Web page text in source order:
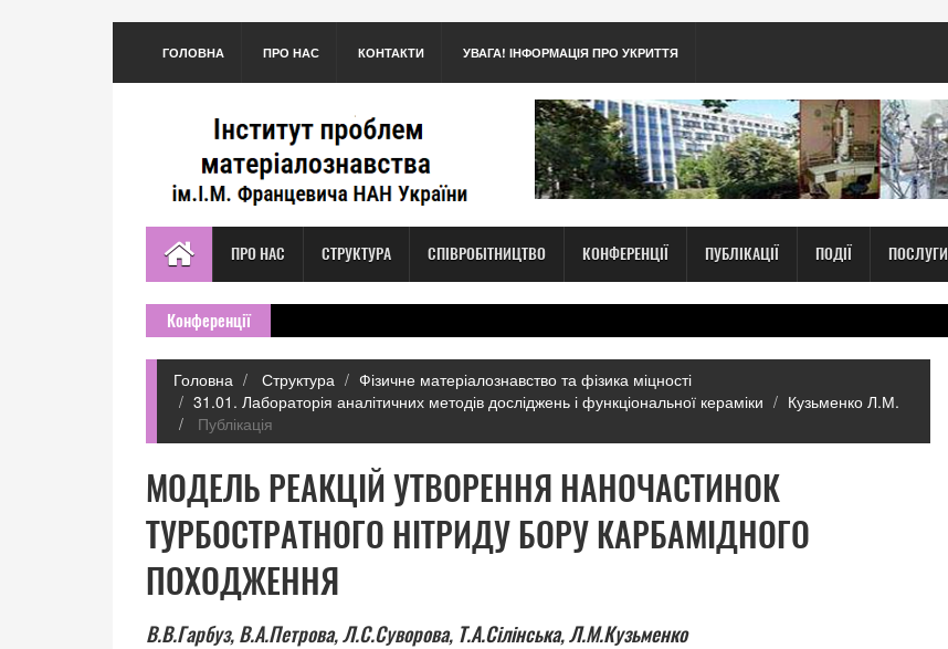
ГОЛОВНА ПРО НАС КОНТАКТИ УВАГА! ІНФОРМАЦІЯ ПРО УКРИТТЯ
ПРО НАС СТРУКТУРА СПІВРОБІТНИЦТВО КОНФЕРЕНЦІЇ ПУБЛІКАЦІЇ ПОДІЇ ПОСЛУГИ
Конференції
Головна Структура
Фізичне матеріалознавство та фізика міцності
31.01. Лабораторія аналітичних методів досліджень і функціональної кераміки
Кузьменко Л.М.
Публікація
МОДЕЛЬ РЕАКЦIЙ УТВОРЕННЯ НАНОЧАСТИНОК
ТУРБОСТРАТНОГО НIТРИДУ БОРУ КАРБАМIДНОГО
ПОХОДЖЕННЯ
В.В.Гарбуз, В.А.Петрова,Л.С.Суворова, Т.А.Сілінська,Л.М.Кузьменко